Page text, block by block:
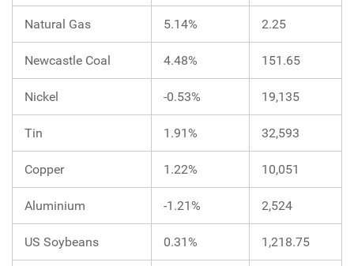
Natural Gas 5.14% 2.25
Newcastle Coal 4.48% 151.65
Nickel -0.53% 19,135
Tin 1.91% 32,593
Copper 1.22% 10,051
Aluminium -1.21% 2,524
US Soybeans 0.31% 1,218.75